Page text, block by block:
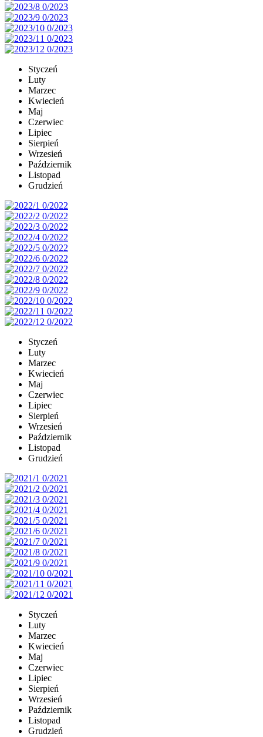
Styczeń
Luty
Marzec
Kwiecień
Maj
Czerwiec
Lipiec
Sierpień
Wrzesień
Październik
Listopad
Grudzień
Styczeń
Luty
Marzec
Kwiecień
Maj
Czerwiec
Lipiec
Sierpień
Wrzesień
Październik
Listopad
Grudzień
Styczeń
Luty
Marzec
Kwiecień
Maj
Czerwiec
Lipiec
Sierpień
Wrzesień
Październik
Listopad
Grudzień